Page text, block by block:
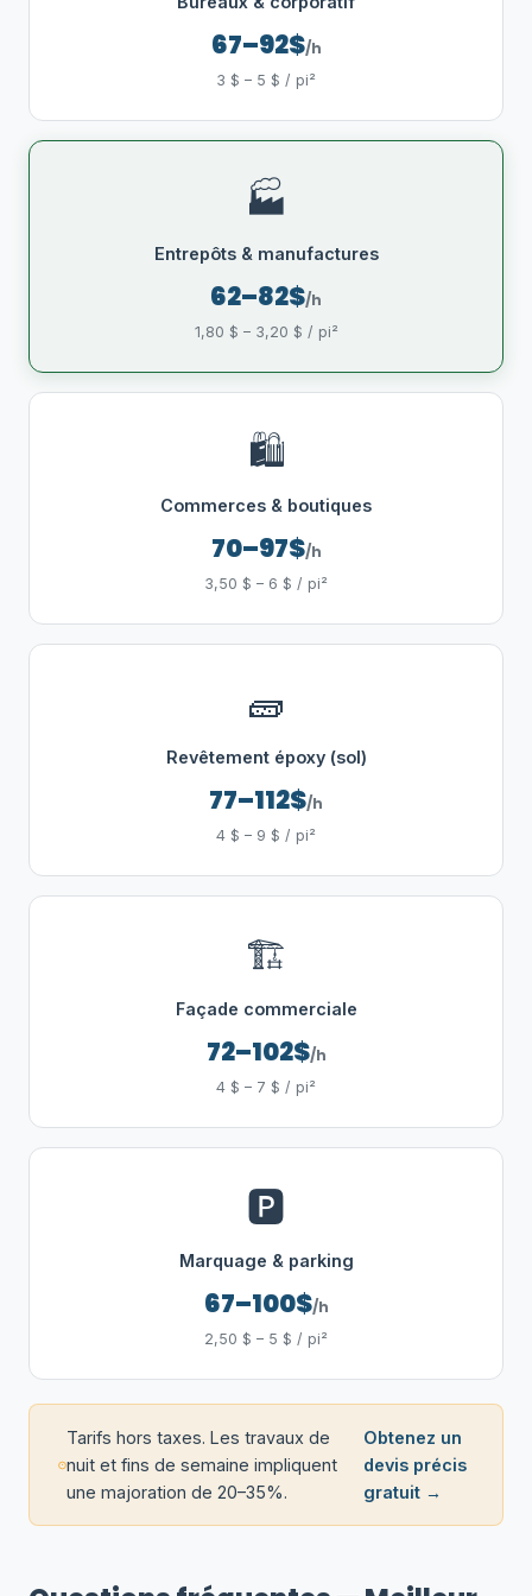
67–92$/h
3 $ – 5 $ / pi²
🏭
Entrepôts & manufactures
62–82$/h
1,80 $ – 3,20 $ / pi²
🛍️
Commerces & boutiques
70–97$/h
3,50 $ – 6 $ / pi²
🧱
Revêtement époxy (sol)
77–112$/h
4 $ – 9 $ / pi²
🏗️
Façade commerciale
72–102$/h
4 $ – 7 $ / pi²
🅿️
Marquage & parking
67–100$/h
2,50 $ – 5 $ / pi²
Tarifs hors taxes. Les travaux de
nuit et fins de semaine impliquent
une majoration de 20–35%.
Obtenez un
devis précis
gratuit →